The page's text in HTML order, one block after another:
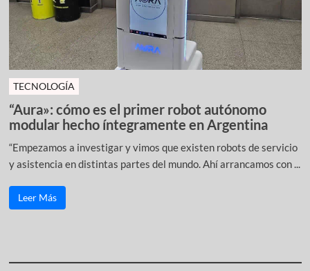
TECNOLOGÍA
“Aura»: cómo es el primer robot autónomo
modular hecho íntegramente en Argentina
“Empezamos a investigar y vimos que existen robots de servicio
y asistencia en distintas partes del mundo. Ahí arrancamos con ...
Leer Más